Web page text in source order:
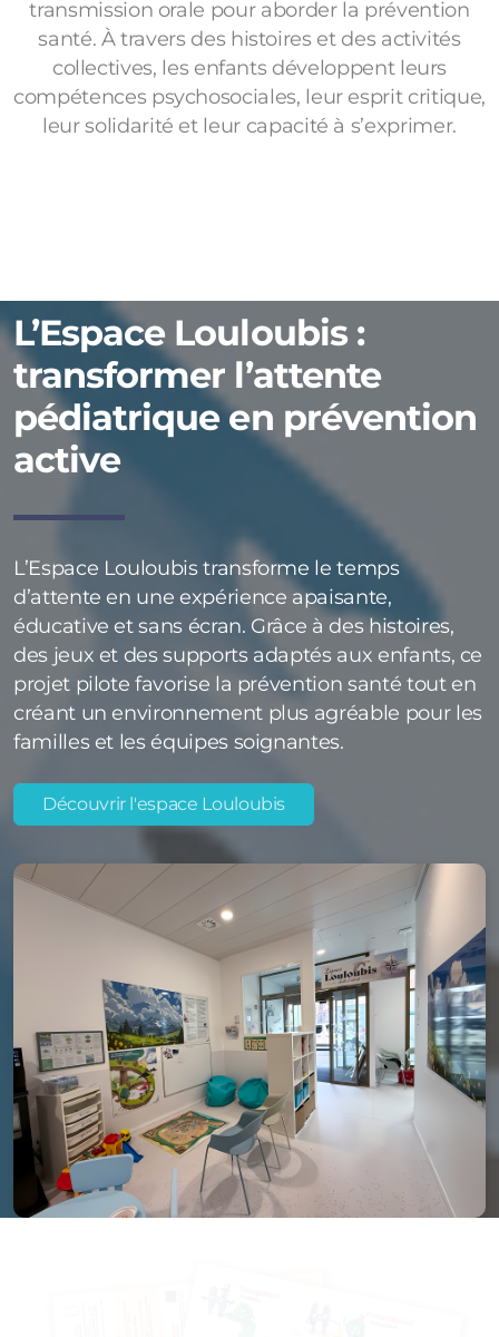
transmission orale pour aborder la prévention
santé. À travers des histoires et des activités
collectives, les enfants développent leurs
compétences psychosociales, leur esprit critique,
leur solidarité et leur capacité à s’exprimer.
L’Espace Louloubis :
transformer l’attente
pédiatrique en prévention
active
L’Espace Louloubis transforme le temps
d’attente en une expérience apaisante,
éducative et sans écran. Grâce à des histoires,
des jeux et des supports adaptés aux enfants, ce
projet pilote favorise la prévention santé tout en
créant un environnement plus agréable pour les
familles et les équipes soignantes.
Découvrir l'espace Louloubis